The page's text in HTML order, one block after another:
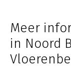
Meer
in Noord